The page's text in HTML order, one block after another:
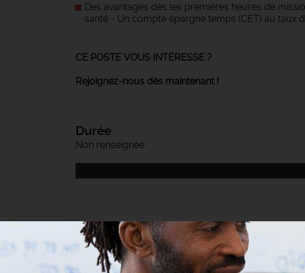
Des avantages dès les premières heures de
santé - Un compte épargne temps (CET) au taux
CE POSTE VOUS INTÉRESSE ?
Rejoignez-nous dès maintenant !
Durée
Non renseignée